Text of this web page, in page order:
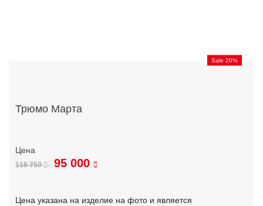
Sale 20%
Трюмо Марта
118 750 95 000
Цена указана на изделие на фото и является